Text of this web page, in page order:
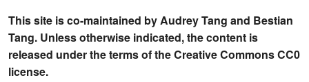
This site is co-maintained by Audrey Tang and Bestian
Tang. Unless otherwise indicated, the content is
released under the terms of the Creative Commons CC0
license.